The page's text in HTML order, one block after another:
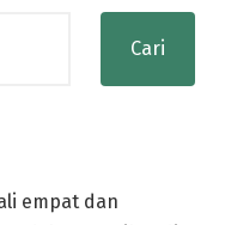
empat dan